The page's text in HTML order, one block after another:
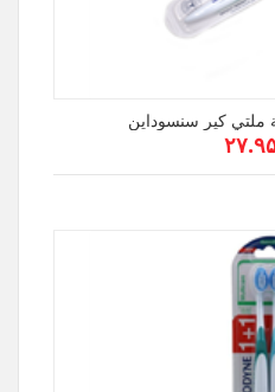
ملتي كير سنسوداين